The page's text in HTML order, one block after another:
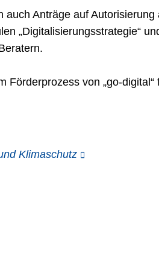
Anträge auf
„Digitalisierungsstrategie“
Förderprozess von „go-digital“
Klimaschutz